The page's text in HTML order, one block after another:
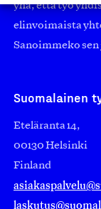
yhä, että työ
elinvoimaista
Sanoimmeko sen
Suomalainen
Eteläranta 14,
00130 Helsinki
Finland